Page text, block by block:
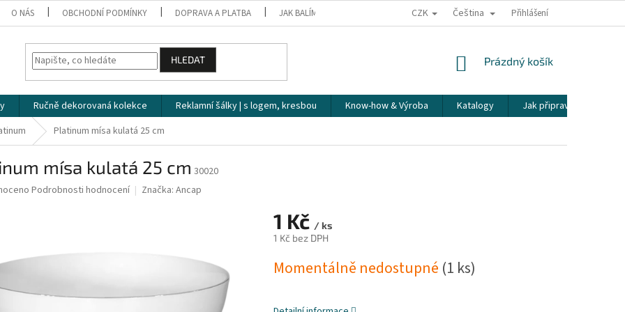
O NÁS OBCHODNÍ PODMÍNKY DOPRAVA A PLATBA JAK BALÍME NAŠE ZÁSILKY PŘEPRAVA KŘEHKÉHO ZBOŽÍ KORESPONDENČNÍ
CZK Čeština Přihlášení
HLEDAT
NÁKUPNÍ
Prázdný košík
Ručně dekorovaná kolekce Reklamní šálky | s logem, kresbou Know-how & Výroba Katalogy
Jak připravit espresso
Platinum mísa kulatá 25 cm
mísa kulatá 25 cm 30020
Podrobnosti hodnocení Značka: Ancap
1 Kč / ks
1 Kč bez DPH
cena:
Momentálně nedostupné (1 ks)